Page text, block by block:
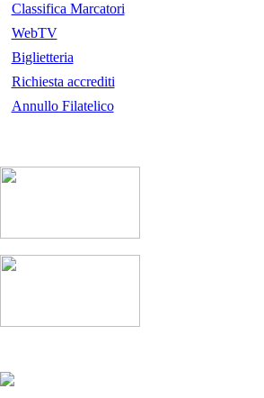
Classifica Marcatori
WebTV
Biglietteria
Richiesta accrediti
Annullo Filatelico